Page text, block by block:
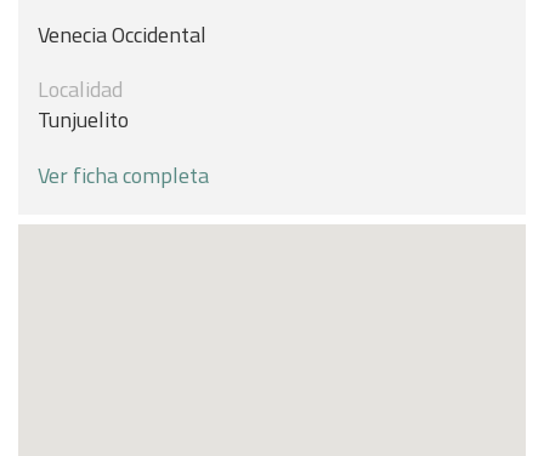
Venecia Occidental
Localidad
Tunjuelito
Ver ficha completa